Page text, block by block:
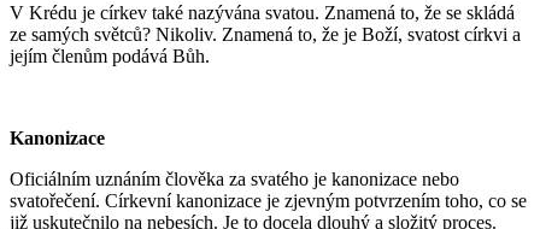
V Krédu je církev také nazývána svatou. Znamená to, že se skládá
ze samých světců? Nikoliv. Znamená to, že je Boží, svatost církvi a
jejím členům podává Bůh.
Kanonizace
Oficiálním uznáním člověka za svatého je kanonizace nebo
svatořečení. Církevní kanonizace je zjevným potvrzením toho, co se
již uskutečnilo na nebesích. Je to docela dlouhý a složitý proces.